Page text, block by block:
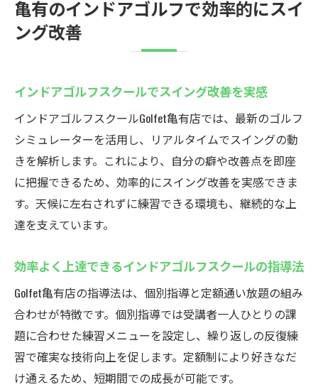
亀有のインドアゴルフで効率的にスイ
ング改善
インドアゴルフスクールでスイング改善を実感
インドアゴルフスクールGolfet亀有店では、最新のゴルフ
シミュレーターを活用し、リアルタイムでスイングの動
きを解析します。これにより、自分の癖や改善点を即座
に把握できるため、効率的にスイング改善を実感できま
す。天候に左右されずに練習できる環境も、継続的な上
達を支えています。
効率よく上達できるインドアゴルフスクールの指導法
Golfet亀有店の指導法は、個別指導と定額通い放題の組み
合わせが特徴です。個別指導では受講者一人ひとりの課
題に合わせた練習メニューを設定し、繰り返しの反復練
習で確実な技術向上を促します。定額制により好きなだ
け通えるため、短期間での成長が可能です。